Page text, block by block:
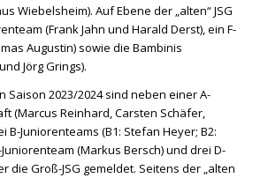
Wiebelsheim). Auf Ebene der „alten“ JSG
(Frank Jahn und Harald Derst), ein F-
Augustin) sowie die Bambinis
Jörg Grings).
Saison 2023/2024 sind neben einer A-
(Marcus Reinhard, Carsten Schäfer,
B-Juniorenteams (B1: Stefan Heyer; B2:
(Markus Bersch) und drei D-
die Groß-JSG gemeldet. Seitens der „alten